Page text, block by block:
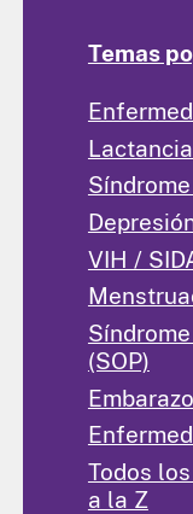
Temas
VIH /
(SOP)
Embarazo
Todos
a la Z